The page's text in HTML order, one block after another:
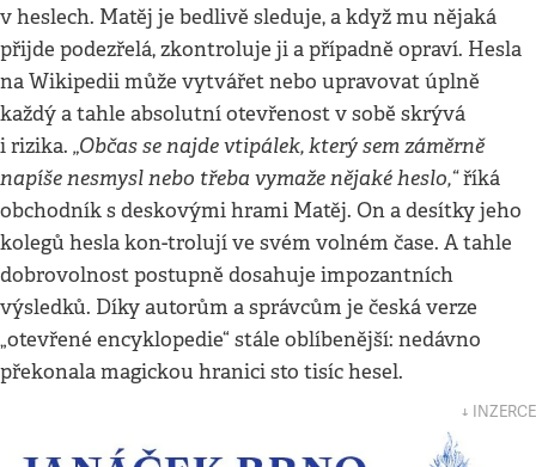
v heslech. Matěj je bedlivě sleduje, a když mu nějaká
přijde podezřelá, zkontroluje ji a případně opraví. Hesla
na Wikipedii může vytvářet nebo upravovat úplně
každý a tahle absolutní otevřenost v sobě skrývá
i rizika. „Občas se najde vtipálek, který sem záměrně
napíše nesmysl nebo třeba vymaže nějaké heslo,“říká
obchodník s deskovými hrami Matěj. On a desítky jeho
kolegů hesla kon-trolují ve svém volném čase. A tahle
dobrovolnost postupně dosahuje impozantních
výsledků. Díky autorům a správcům je česká verze
„otevřené encyklopedie“ stále oblíbenější: nedávno
překonala magickou hranici sto tisíc hesel.
↓ INZERCE